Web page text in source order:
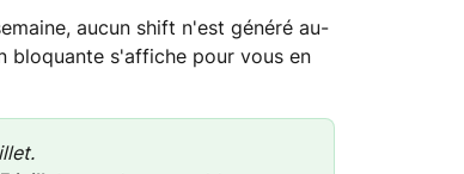
aucun shift n'est généré au-
bloquante s'affiche pour vous en